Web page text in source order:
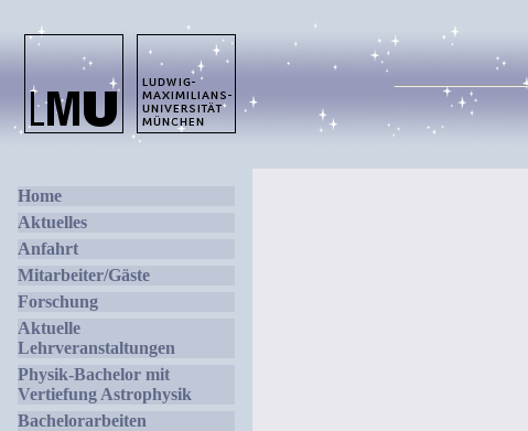
Home
Aktuelles
Anfahrt
Mitarbeiter/Gäste
Forschung
Aktuelle
Lehrveranstaltungen
Physik-Bachelor mit
Vertiefung Astrophysik
Bachelorarbeiten